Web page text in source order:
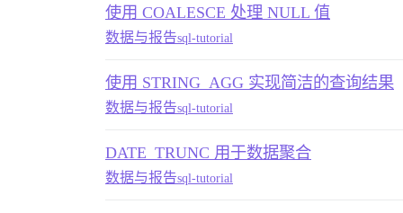
使用 COALESCE 处理 NULL 值
数据与报告sql-tutorial
使用 STRING_AGG 实现简洁的查询结果
数据与报告sql-tutorial
DATE_TRUNC 用于数据聚合
数据与报告sql-tutorial